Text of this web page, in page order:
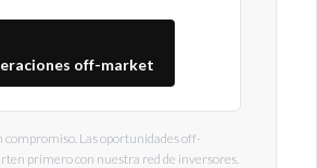
off-market
Las oportunidades off-
primero con nuestra red de inversores.